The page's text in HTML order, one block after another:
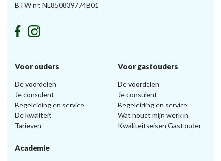
BTW nr: NL850839774B01
Voor ouders
De voordelen
Je consulent
Begeleiding en service
De kwaliteit
Tarieven
Voor gastouders
De voordelen
Je consulent
Begeleiding en service
Wat houdt mijn werk in
Kwaliteitseisen Gastouder
Academie